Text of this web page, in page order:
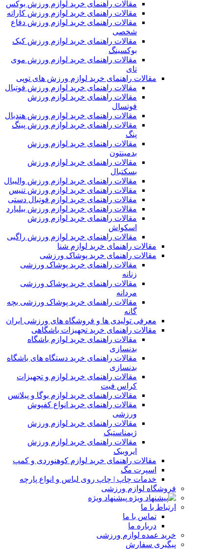
مقالات راهنمای خرید لوازم ورزش بوکس
مقالات راهنمای خرید لوازم ورزش کاراته
مقالات راهنمای خرید لوازم ورزش دفاع
شخصی
مقالات راهنمای خرید لوازم ورزش کیک
بوکسینگ
مقالات راهنمای خرید لوازم ورزش موی
تای
مقالات راهنمای خرید لوازم ورزش های توپی
مقالات راهنمای خرید لوازم ورزش فوتبال
مقالات راهنمای خرید لوازم ورزش
فوتسال
مقالات راهنمای خرید لوازم ورزش هندبال
مقالات راهنمای خرید لوازم ورزش پینگ
پنگ
مقالات راهنمای خرید لوازم ورزش
بدمینتون
مقالات راهنمای خرید لوازم ورزش
بسکتبال
مقالات راهنمای خرید لوازم ورزش والیبال
مقالات راهنمای خرید لوازم ورزش تنیس
مقالات راهنمای خرید لوازم فوتبال دستی
مقالات راهنمای خرید لوازم ورزش بیلیارد
مقالات راهنمای خرید لوازم ورزش
اسکواش
مقالات راهنمای خرید لوازم ورزش راگبی
مقالات راهنمای خرید لوازم شنا
مقالات راهنمای خرید پوشاک ورزشی
مقالات راهنمای خرید پوشاک ورزشی
زنانه
مقالات راهنمای خرید پوشاک ورزشی
مردانه
مقالات راهنمای خرید پوشاک ورزشی بچه
گانه
معرفی تولیدی ها و فروشگاه های ورزشی ایران
مقالات راهنمای خرید تجهیزات باشگاهی
مقالات راهنمای خرید لوازم باشگاه
بدنسازی
مقالات راهنمای خرید دستگاه های باشگاه
بدنسازی
مقالات راهنمای خرید لوازم و تجهیزات
کراس فیت
مقالات راهنمای خرید لوازم یوگا و پیلاتس
مقالات راهنمای خرید انواع کفپوش
ورزشی
مقالات راهنمای خرید لوازم ورزش
ژیمناستیک
مقالات راهنمای خرید لوازم ورزش
ایروبیک
مقالات راهنمای خرید لوازم کوهنوردی و کمپ
اسپرت مگ
خدمات چاپ | چاپ روی لباس و انواع پارچه
فروشگاه لوازم ورزشی
پیشنهاد ویژه
ارتباط با ما
تماس با ما
درباره ما
خرید عمده لوازم ورزشی
پیگیری سفارش